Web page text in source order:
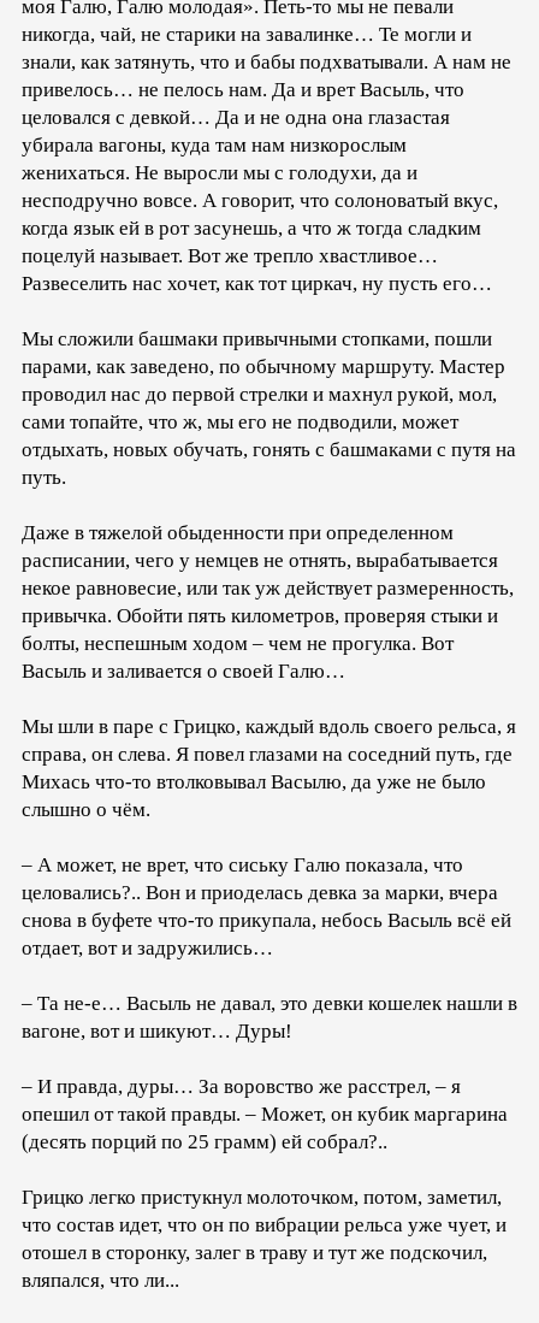
моя Галю, Галю молодая». Петь-то мы не певали
никогда, чай, не старики на завалинке… Те могли и
знали, как затянуть, что и бабы подхватывали. А нам не
привелось… не пелось нам. Да и врет Васыль, что
целовался с девкой… Да и не одна она глазастая
убирала вагоны, куда там нам низкорослым
женихаться. Не выросли мы с голодухи, да и
несподручно вовсе. А говорит, что солоноватый вкус,
когда язык ей в рот засунешь, а что ж тогда сладким
поцелуй называет. Вот же трепло хвастливое…
Развеселить нас хочет, как тот циркач, ну пусть его…
Мы сложили башмаки привычными стопками, пошли
парами, как заведено, по обычному маршруту. Мастер
проводил нас до первой стрелки и махнул рукой, мол,
сами топайте, что ж, мы его не подводили, может
отдыхать, новых обучать, гонять с башмаками с путя на
путь.
Даже в тяжелой обыденности при определенном
расписании, чего у немцев не отнять, вырабатывается
некое равновесие, или так уж действует размеренность,
привычка. Обойти пять километров, проверяя стыки и
болты, неспешным ходом – чем не прогулка. Вот
Васыль и заливается о своей Галю…
Мы шли в паре с Грицко, каждый вдоль своего рельса, я
справа, он слева. Я повел глазами на соседний путь, где
Михась что-то втолковывал Васылю, да уже не было
слышно о чём.
– А может, не врет, что сиську Галю показала, что
целовались?.. Вон и приоделась девка за марки, вчера
снова в буфете что-то прикупала, небось Васыль всё ей
отдает, вот и задружились…
– Та не-е… Васыль не давал, это девки кошелек нашли в
вагоне, вот и шикуют… Дуры!
– И правда, дуры… За воровство же расстрел, – я
опешил от такой правды. – Может, он кубик маргарина
(десять порций по 25 грамм) ей собрал?..
Грицко легко пристукнул молоточком, потом, заметил,
что состав идет, что он по вибрации рельса уже чует, и
отошел в сторонку, залег в траву и тут же подскочил,
вляпался, что ли...